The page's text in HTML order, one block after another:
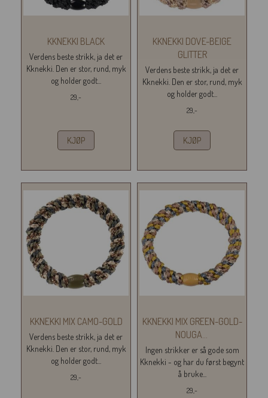
KKNEKKI BLACK
Verdens beste strikk, ja det er
Kknekki. Den er stor, rund, myk
og holder godt...
29,-
KJØP
KKNEKKI DOVE-BEIGE
GLITTER
Verdens beste strikk, ja det er
Kknekki. Den er stor, rund, myk
og holder godt...
29,-
KJØP
KKNEKKI MIX CAMO-GOLD
Verdens beste strikk, ja det er
Kknekki. Den er stor, rund, myk
og holder godt...
29,-
KKNEKKI MIX GREEN-GOLD-
NOUGA...
Ingen strikker er så gode som
Kknekki - og har du først begynt
å bruke...
29,-